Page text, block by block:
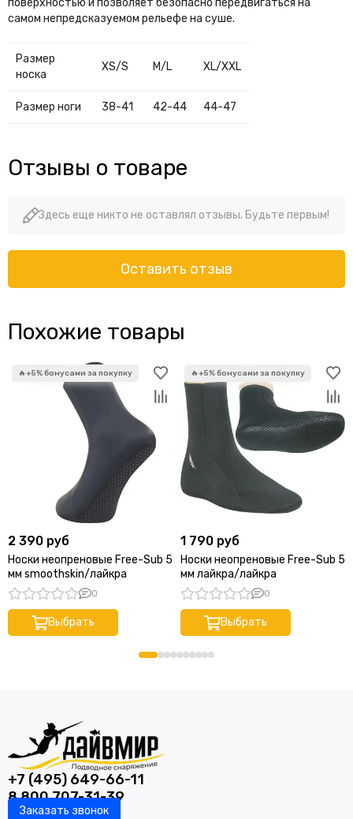
поверхностью и позволяет безопасно передвигаться на
самом непредсказуемом рельефе на суше.
Размер
носка
XS/S M/L XL/XXL
Размер ноги 38-41 42-44 44-47
Отзывы о товаре
Здесь еще никто не оставлял отзывы. Будьте первым!
Оставить отзыв
Похожие товары
2 390 руб
Носки неопреновые Free-Sub 5
мм smoothskin/лайкра
0
Выбрать
1 790 руб
Носки неопреновые Free-Sub 5
мм лайкра/лайкра
0
Выбрать
+7 (495) 649-66-11
8 800 707-31-39
Заказать звонок